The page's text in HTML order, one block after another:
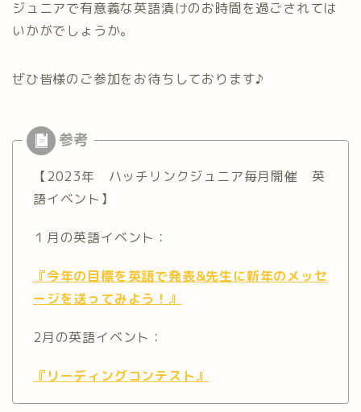
ジュニアで有意義な英語漬けのお時間を過ごされては
いかがでしょうか。
ぜひ皆様のご参加をお待ちしております♪
【2023年 ハッチリンクジュニア毎月開催 英
語イベント】
１月の英語イベント：
『今年の目標を英語で発表&先生に新年のメッセ
ージを送ってみよう！』
2月の英語イベント：
『リーディングコンテスト』